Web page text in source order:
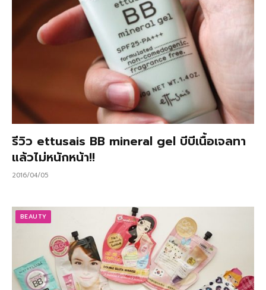
รีวิว ettusais BB mineral gel บีบีเนื้อเจลทา
แล้วไม่หนักหน้า!!
2016/04/05
BEAUTY